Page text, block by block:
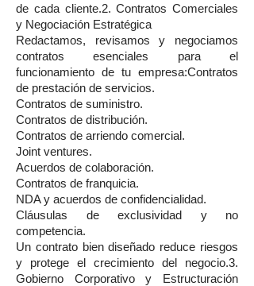
de cada cliente.2. Contratos Comerciales
y Negociación Estratégica
Redactamos, revisamos y negociamos
contratos esenciales para el
funcionamiento de tu empresa:Contratos
de prestación de servicios.
Contratos de suministro.
Contratos de distribución.
Contratos de arriendo comercial.
Joint ventures.
Acuerdos de colaboración.
Contratos de franquicia.
NDA y acuerdos de confidencialidad.
Cláusulas de exclusividad y no
competencia.
Un contrato bien diseñado reduce riesgos
y protege el crecimiento del negocio.3.
Gobierno Corporativo y Estructuración